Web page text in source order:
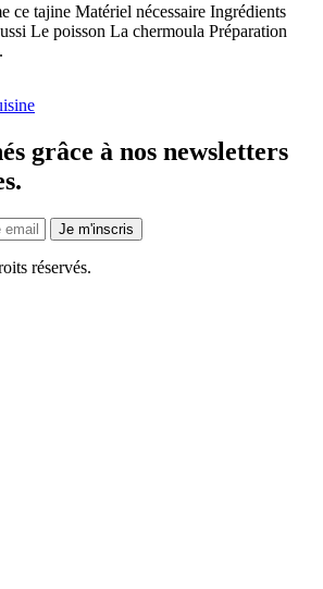
ce tajine Matériel nécessaire Ingrédients
Le poisson La chermoula Préparation
grâce à nos newsletters
Je m'inscris
réservés.